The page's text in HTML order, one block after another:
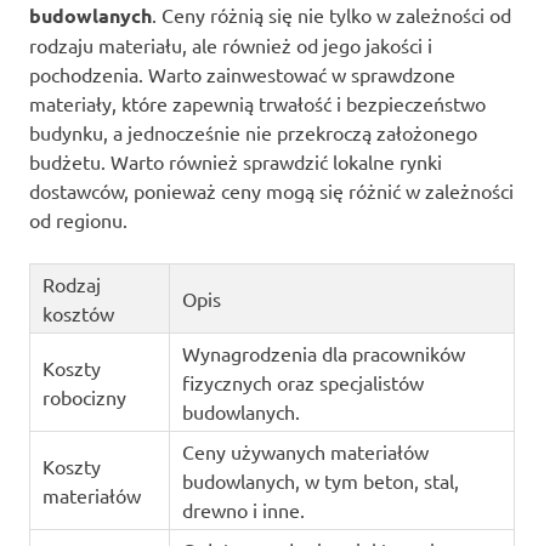
budowlanych . Ceny różnią się nie tylko w zależności od
rodzaju materiału, ale również od jego jakości i
pochodzenia. Warto zainwestować w sprawdzone
materiały, które zapewnią trwałość i bezpieczeństwo
budynku, a jednocześnie nie przekroczą założonego
budżetu. Warto również sprawdzić lokalne rynki
dostawców, ponieważ ceny mogą się różnić w zależności
od regionu.
Rodzaj
kosztów
Opis
Koszty
robocizny
Wynagrodzenia dla pracowników
fizycznych oraz specjalistów
budowlanych.
Koszty
materiałów
Ceny używanych materiałów
budowlanych, w tym beton, stal,
drewno i inne.